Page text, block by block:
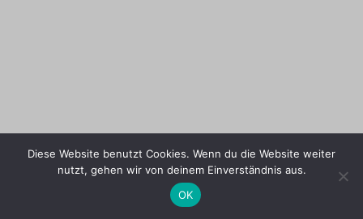
Diese Website benutzt Cookies. Wenn du die Website weiter
nutzt, gehen wir von deinem Einverständnis aus.
OK